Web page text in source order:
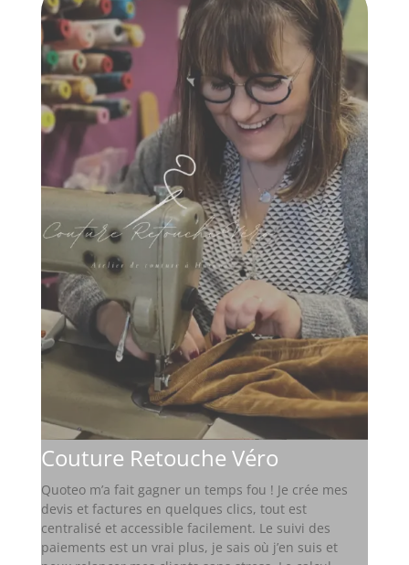
Couture Retouche Véro
Quoteo m’a fait gagner un temps fou ! Je crée mes
devis et factures en quelques clics, tout est
centralisé et accessible facilement. Le suivi des
paiements est un vrai plus, je sais où j’en suis et